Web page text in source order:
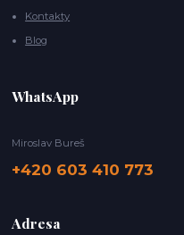
Kontakty
Blog
WhatsApp
Miroslav Bureš
+420 603 410 773
Adresa